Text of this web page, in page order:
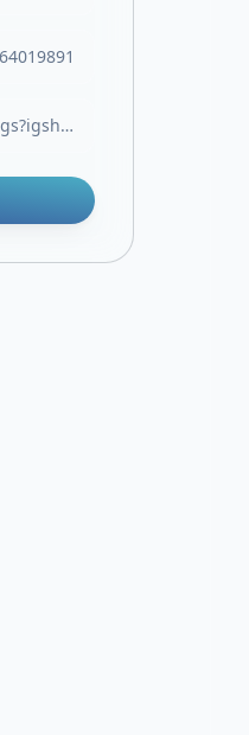
https://www.instagram.com/vig.bags?igsh=MWR6ZDh3b2c1bTNpaw==